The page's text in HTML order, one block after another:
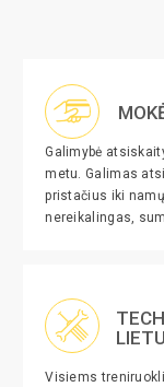
Galimybė
metu. Galimas
pristačius iki
nereikalingas,
Visiems